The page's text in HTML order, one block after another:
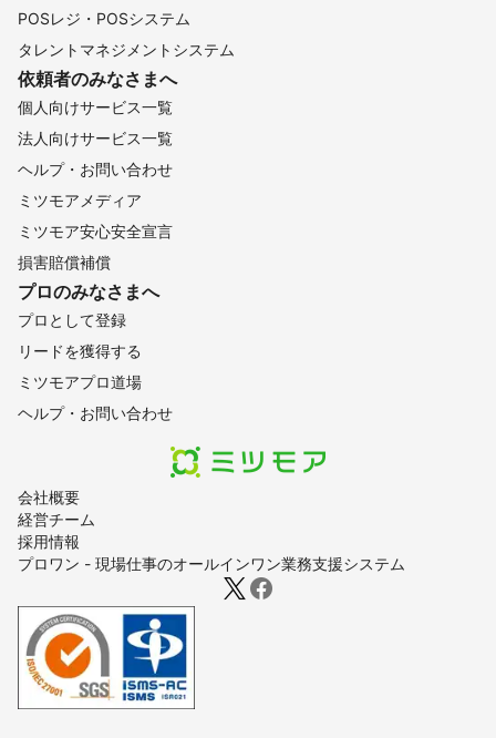
会社概要
経営チーム
採用情報
プロワン - 現場仕事のオールインワン業務支援システム
POSレジ・POSシステム
タレントマネジメントシステム
依頼者のみなさまへ
個人向けサービス一覧
法人向けサービス一覧
ヘルプ・お問い合わせ
ミツモアメディア
ミツモア安心安全宣言
損害賠償補償
プロのみなさまへ
プロとして登録
リードを獲得する
ミツモアプロ道場
ヘルプ・お問い合わせ